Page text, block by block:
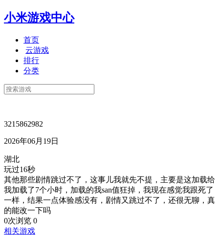
小米游戏中心
首页
云游戏
排行
分类
3215862982
2026年06月19日
湖北
玩过16秒
其他那些剧情跳过不了，这事儿我就先不提，主要是这加载给
我加载了7个小时，加载的我san值狂掉，我现在感觉我跟死了
一样，结果一点体验感没有，剧情又跳过不了，还很无聊，真
的能改一下吗
0次浏览 0
相关游戏